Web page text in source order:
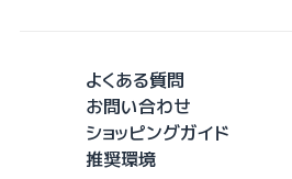
よくある質問
お問い合わせ
ショッピングガイド
推奨環境